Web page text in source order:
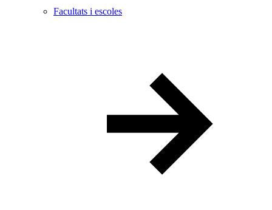
Facultats i escoles